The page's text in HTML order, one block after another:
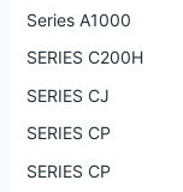
Series A1000
SERIES C200H
SERIES CJ
SERIES CP
SERIES CP